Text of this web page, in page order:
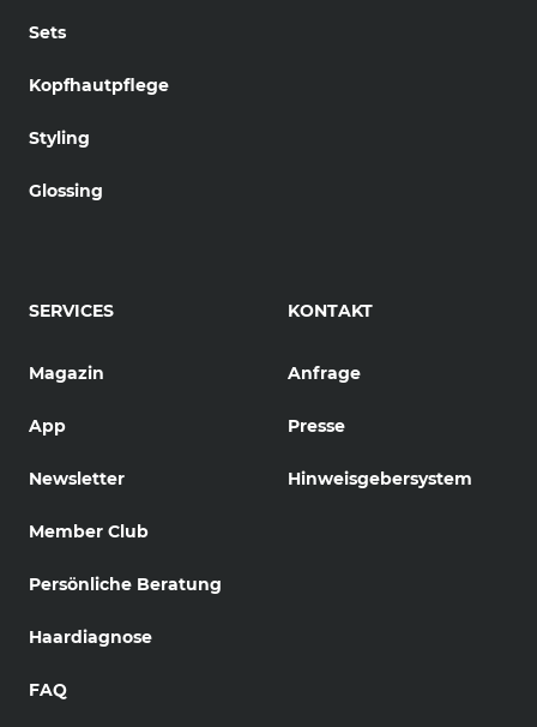
Sets
Kopfhautpflege
Styling
Glossing
SERVICES
Magazin
App
Newsletter
Member Club
Persönliche Beratung
Haardiagnose
FAQ
KONTAKT
Anfrage
Presse
Hinweisgebersystem